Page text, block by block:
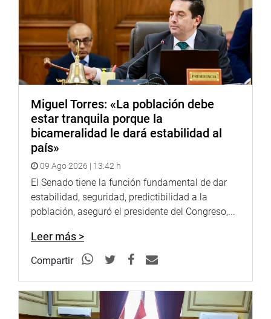
con su compromiso con el país de elegir a los
magistrados del TC.
A su turno, Clayton Galván afirmó que se ha extendido la
invitación a personajes probos y no a políticos. Por su
parte, Juan Carlos del Águila ratificó que se trata de un
República. Dijo que estaba seguro que los elegidos serán
buenos representantes del TC.
PRENSA-CONGRESO
Miguel Torres: «La población debe
estar tranquila porque la
bicameralidad le dará estabilidad al
país»
09 Ago 2026 | 13:42 h
El Senado tiene la función fundamental de dar
estabilidad, seguridad, predictibilidad a la
población, aseguró el presidente del Congreso,...
Leer más >
Compartir